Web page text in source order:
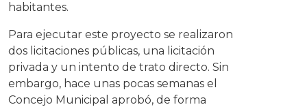
habitantes.
Para ejecutar este proyecto se realizaron
dos licitaciones públicas, una licitación
privada y un intento de trato directo. Sin
embargo, hace unas pocas semanas el
Concejo Municipal aprobó, de forma